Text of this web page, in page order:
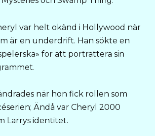
var helt okänd i Hollywood när
är en underdrift. Han sökte en
för att porträttera sin
när hon fick rollen som
Ändå var Cheryl 2000
Larrys identitet.